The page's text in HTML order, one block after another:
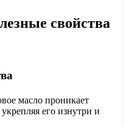
свойства
масло проникает
его изнутри и